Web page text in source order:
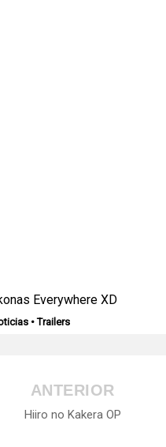
Everywhere XD
•Trailers
ANTERIOR
Hiiro no Kakera OP